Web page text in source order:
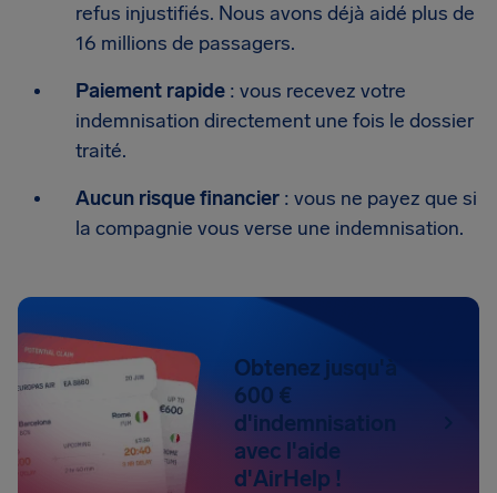
refus injustifiés. Nous avons déjà aidé plus de
16 millions de passagers.
Paiement rapide : vous recevez votre
indemnisation directement une fois le dossier
traité.
Aucun risque financier : vous ne payez que si
la compagnie vous verse une indemnisation.
Obtenez jusqu'à
600 €
d'indemnisation
avec l'aide
d'AirHelp !